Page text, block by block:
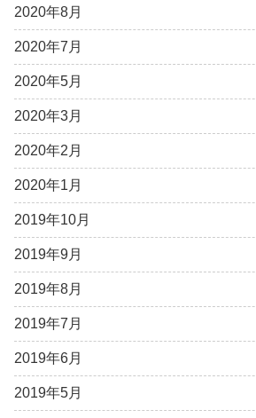
2020年8月
2020年7月
2020年5月
2020年3月
2020年2月
2020年1月
2019年10月
2019年9月
2019年8月
2019年7月
2019年6月
2019年5月